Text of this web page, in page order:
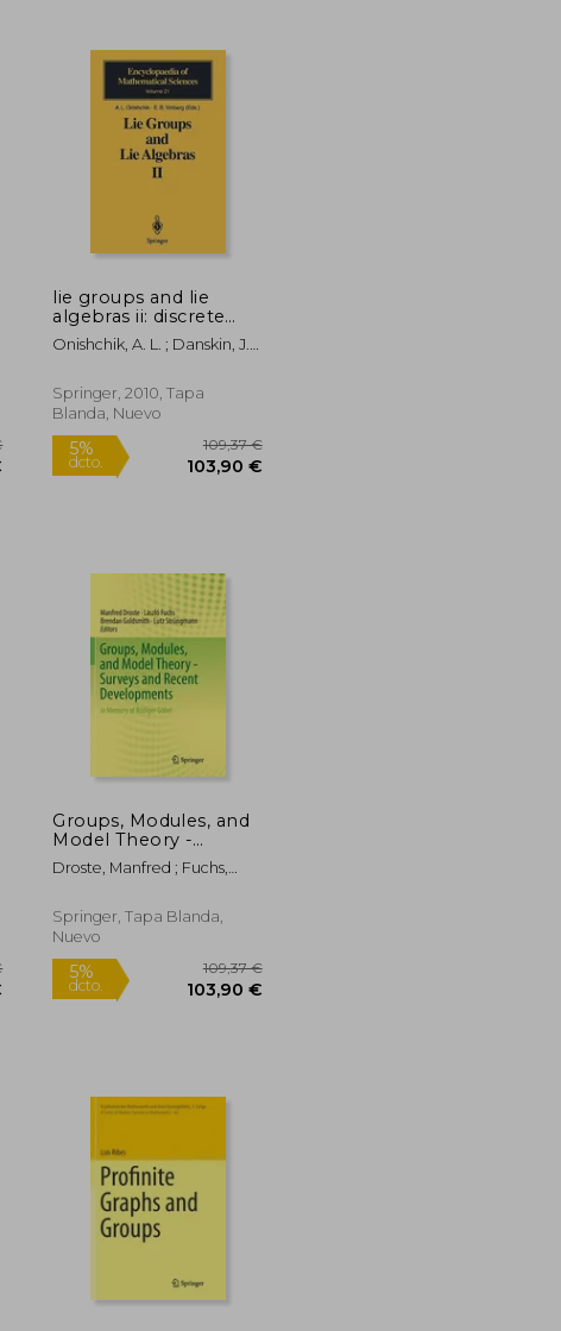
14,55 €
27,13 €
25,78 €
lie groups and lie
algebras ii: discrete
subgroups of lie
groups and
groups and lie
algebras (en Inglés)
Onishchik, A. L. ; Danskin, J. ;
Springer, 2010, Tapa
Blanda, Nuevo
5%
dcto.
173,47 €
164,80 €
Groups, Modules, and
Model Theory -
Surveys and Recent
Developments: In
Göbel (en Inglés)
Droste, Manfred ; Fuchs,
Springer, Tapa Blanda,
Nuevo
5%
dcto.